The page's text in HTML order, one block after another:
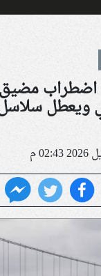
اضطراب
ويعطل